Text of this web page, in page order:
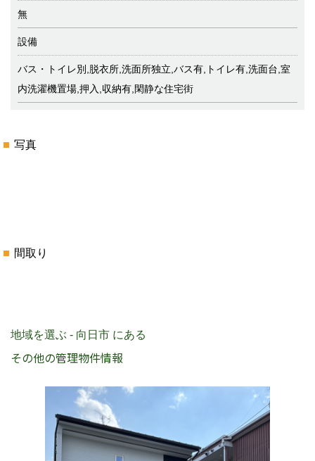
無
設備
バス・トイレ別,脱衣所,洗面所独立,バス有,トイレ有,洗面台,室
内洗濯機置場,押入,収納有,閑静な住宅街
写真
間取り
地域を選ぶ - 向日市 にある
その他の管理物件情報